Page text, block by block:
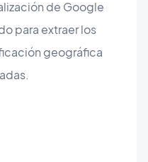
de Google
para extraer los
geográfica